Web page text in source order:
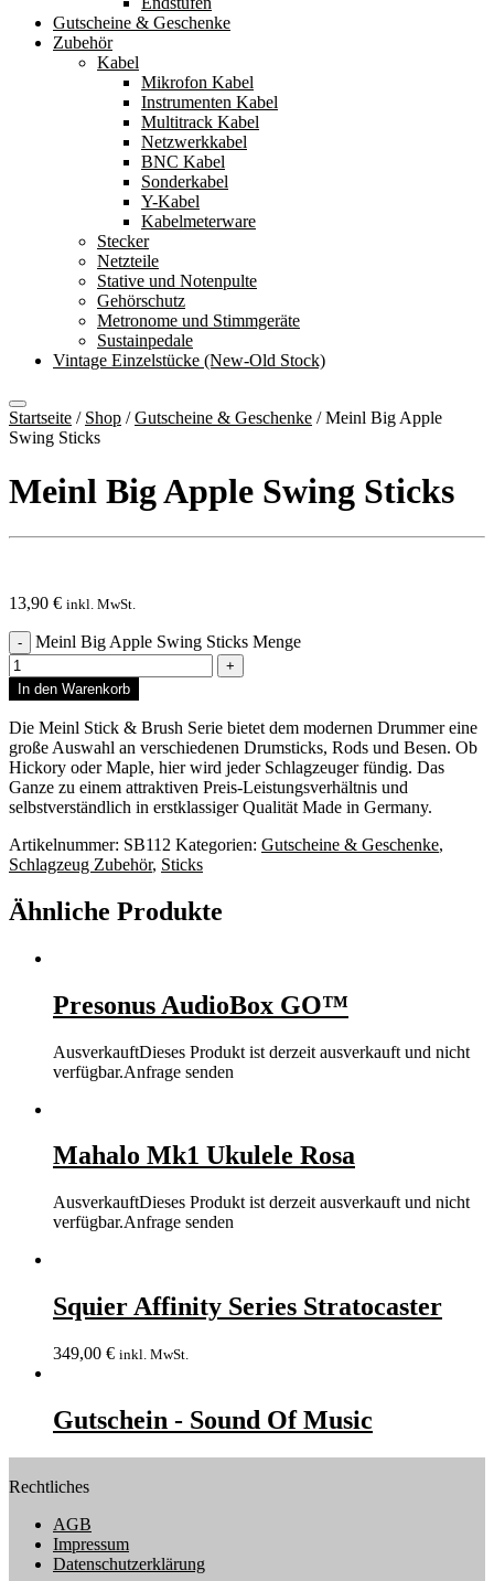
Gutscheine & Geschenke
Zubehör
Kabel
Mikrofon Kabel
Instrumenten Kabel
Multitrack Kabel
Netzwerkkabel
BNC Kabel
Sonderkabel
Y-Kabel
Kabelmeterware
Stecker
Netzteile
Stative und Notenpulte
Gehörschutz
Metronome und Stimmgeräte
Sustainpedale
Vintage Einzelstücke (New-Old Stock)
Startseite / Shop /Gutscheine & Geschenke /Meinl Big Apple
Swing Sticks
Meinl Big Apple Swing Sticks
13,90 € inkl. MwSt.
Meinl Big Apple Swing Sticks Menge
In den Warenkorb
Die Meinl Stick & Brush Serie bietet dem modernen Drummer eine
große Auswahl an verschiedenen Drumsticks, Rods und Besen. Ob
Hickory oder Maple, hier wird jeder Schlagzeuger fündig. Das
Ganze zu einem attraktiven Preis-Leistungsverhältnis und
selbstverständlich in erstklassiger Qualität Made in Germany.
Artikelnummer: SB112 Kategorien: Gutscheine & Geschenke,
Schlagzeug Zubehör, Sticks
Ähnliche Produkte
Presonus AudioBox GO™
AusverkauftDieses Produkt ist derzeit ausverkauft und nicht
verfügbar.Anfrage senden
Mahalo Mk1 Ukulele Rosa
AusverkauftDieses Produkt ist derzeit ausverkauft und nicht
verfügbar.Anfrage senden
Squier Affinity Series Stratocaster
349,00 € inkl. MwSt.
Gutschein - Sound Of Music
Rechtliches
AGB
Impressum
Datenschutzerklärung